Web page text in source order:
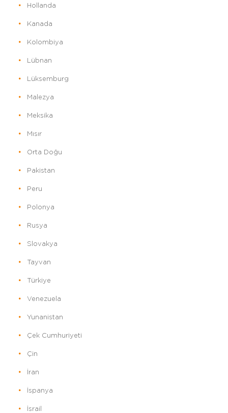
Hollanda
Kanada
Kolombiya
Lübnan
Lüksemburg
Malezya
Meksika
Mısır
Orta Doğu
Pakistan
Peru
Polonya
Rusya
Slovakya
Tayvan
Türkiye
Venezuela
Yunanistan
Çek Cumhuriyeti
Çin
İran
İspanya
İsrail